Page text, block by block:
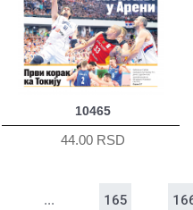
10465
44.00 RSD
... 165